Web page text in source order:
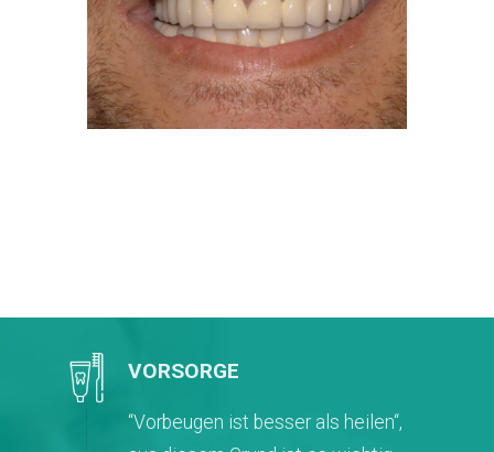
VORSORGE
“Vorbeugen ist besser als heilen“,